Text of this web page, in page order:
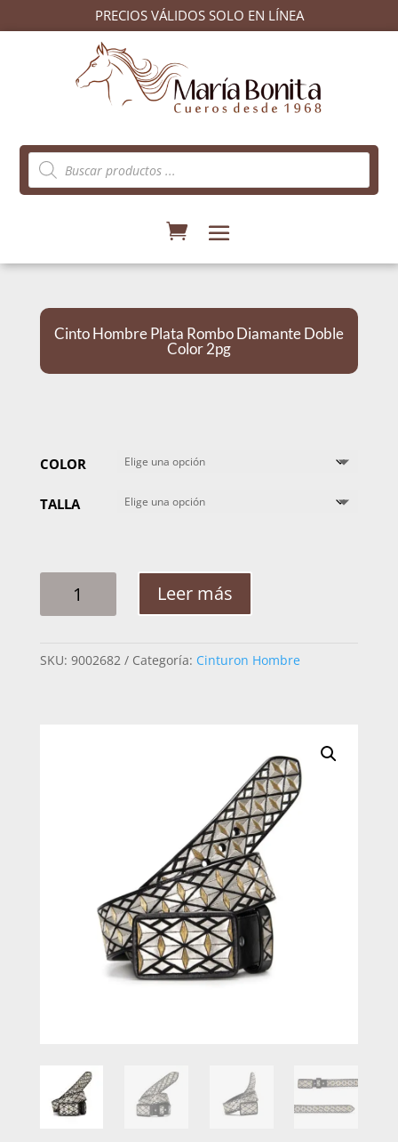
PRECIOS VÁLIDOS SOLO EN LÍNEA
Búsqueda
de
productos
Cinto Hombre Plata Rombo Diamante Doble
Color 2pg
COLOR
TALLA
HOMBRE
DIAMANTE
Leer más
SKU: 9002682 Categoría: Cinturon Hombre